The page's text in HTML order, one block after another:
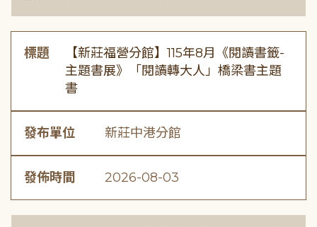
標題
【新莊福營分館】115年8月《閱讀書籤-
主題書展》「閱讀轉大人」橋梁書主題
書
發布單位 新莊中港分館
發佈時間 2026-08-03